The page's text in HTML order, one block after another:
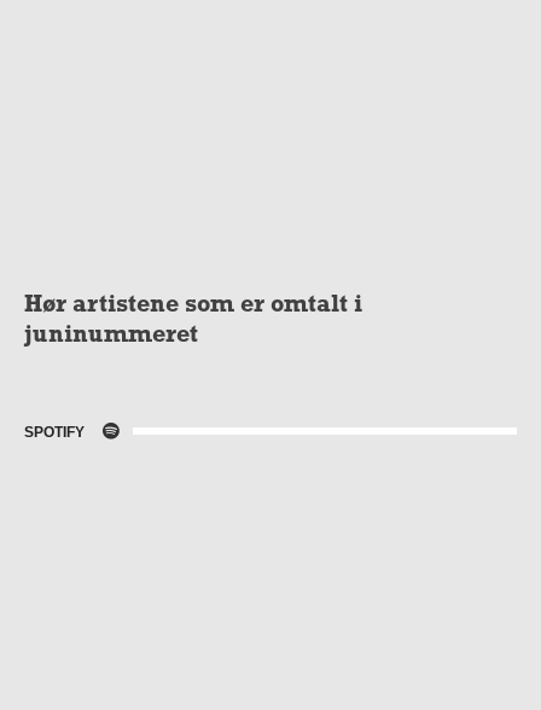
Hør artistene som er omtalt i
juninummeret
SPOTIFY